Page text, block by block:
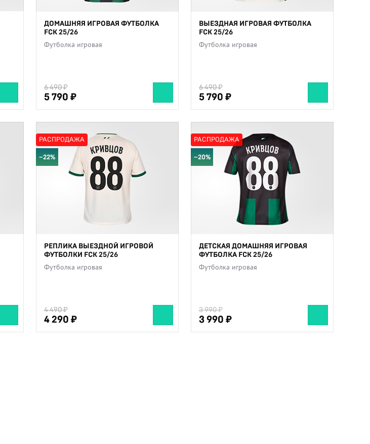
ДОМАШНЯЯ ИГРОВАЯ ФУТБОЛКА
FCK 25/26
Футболка игровая
6 490
5 790
6 490
5 790
ВЫЕЗДНАЯ ИГРОВАЯ ФУТБОЛКА
FCK 25/26
Футболка игровая
6 490
5 790
6 490
5 790
РАСПРОДАЖА
−22%
РЕПЛИКА ВЫЕЗДНОЙ ИГРОВОЙ
ФУТБОЛКИ FCK 25/26
Футболка игровая
4 490
4 290
4 490
4 290
РАСПРОДАЖА
−20%
ДЕТСКАЯ ДОМАШНЯЯ ИГРОВАЯ
ФУТБОЛКА FCK 25/26
Футболка игровая
3 990
3 990
3 990